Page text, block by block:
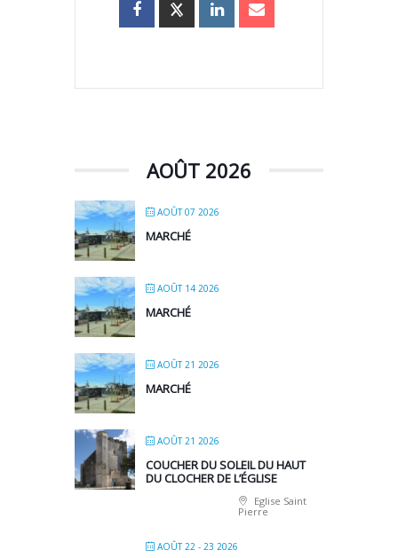
AOÛT 2026
AOÛT 07 2026
MARCHÉ
AOÛT 14 2026
MARCHÉ
AOÛT 21 2026
MARCHÉ
AOÛT 21 2026
COUCHER DU SOLEIL DU HAUT
DU CLOCHER DE L’ÉGLISE
Eglise Saint
Pierre
AOÛT 22 - 23 2026